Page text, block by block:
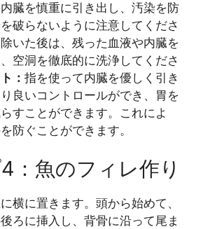
臓を慎重に引き出し、汚染を防
破らないように注意してくださ
いた後は、残った血液や内臓を
空洞を徹底的に洗浄してくださ
： 指を使って内臓を優しく引き
良いコントロールができ、胃を
すことができます。これによ
防ぐことができます。
：魚のフィレ作り
横に置きます。頭から始めて、
ろに挿入し、背骨に沿って尾ま